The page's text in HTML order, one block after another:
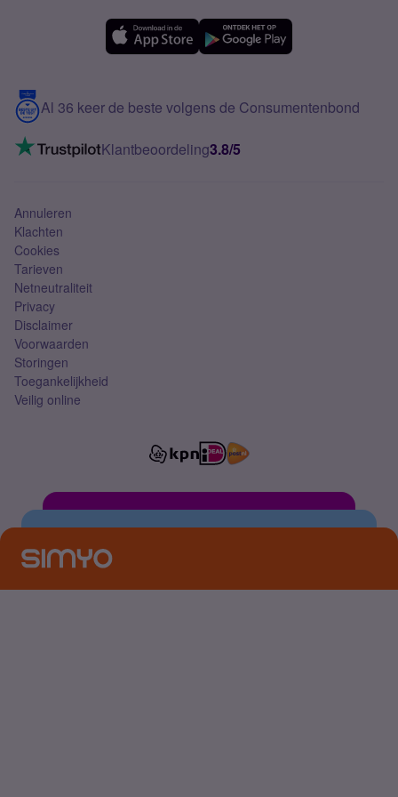
Meerdere nummers
5G internet
Mobiel internet
Mobiel abonnement
Contact
VoLTE 4G bellen
Al 36 keer de beste volgens de Consumentenbond
Klantbeoordeling3.8/5
Annuleren
Klachten
Cookies
Tarieven
Netneutraliteit
Privacy
Disclaimer
Voorwaarden
Storingen
Toegankelijkheid
Veilig online